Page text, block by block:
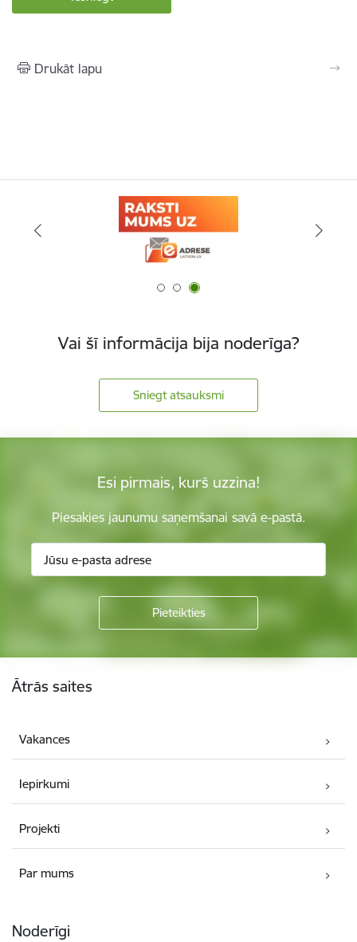
Drukāt lapu
Vai šī informācija bija noderīga?
Sniegt atsauksmi
Esi pirmais, kurš uzzina!
Piesakies jaunumu saņemšanai savā e-pastā.
Ātrās saites
Vakances
Iepirkumi
Projekti
Par mums
Noderīgi